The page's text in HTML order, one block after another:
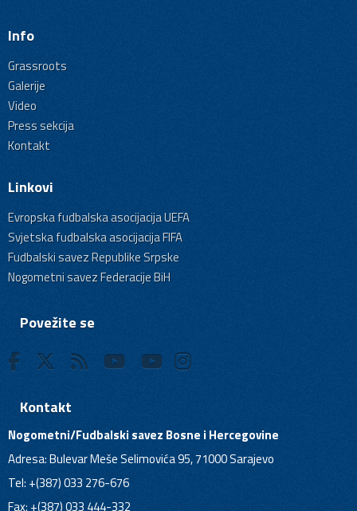
Info
Grassroots
Galerije
Video
Press sekcija
Kontakt
Linkovi
Evropska fudbalska asocijacija UEFA
Svjetska fudbalska asocijacija FIFA
Fudbalski savez Republike Srpske
Nogometni savez Federacije BiH
Povežite se
Kontakt
Nogometni/Fudbalski savez Bosne i Hercegovine
Adresa: Bulevar Meše Selimovića 95, 71000 Sarajevo
Tel: +(387) 033 276-676
Fax: +(387) 033 444-332